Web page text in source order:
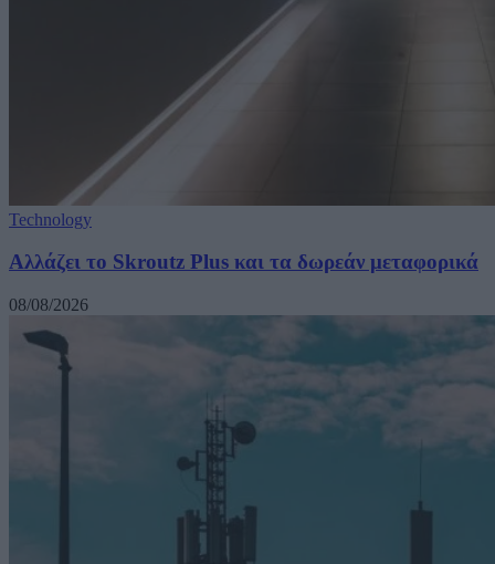
Technology
Αλλάζει το Skroutz Plus και τα δωρεάν μεταφορικά
08/08/2026